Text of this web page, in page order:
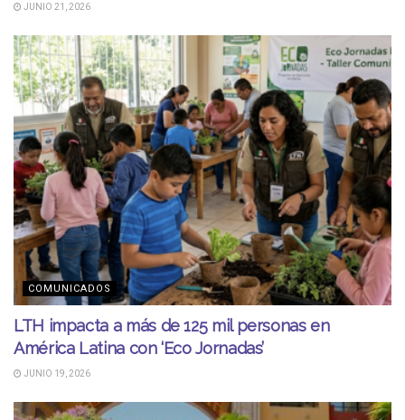
JUNIO 21, 2026
COMUNICADOS
LTH impacta a más de 125 mil personas en
América Latina con ‘Eco Jornadas’
JUNIO 19, 2026